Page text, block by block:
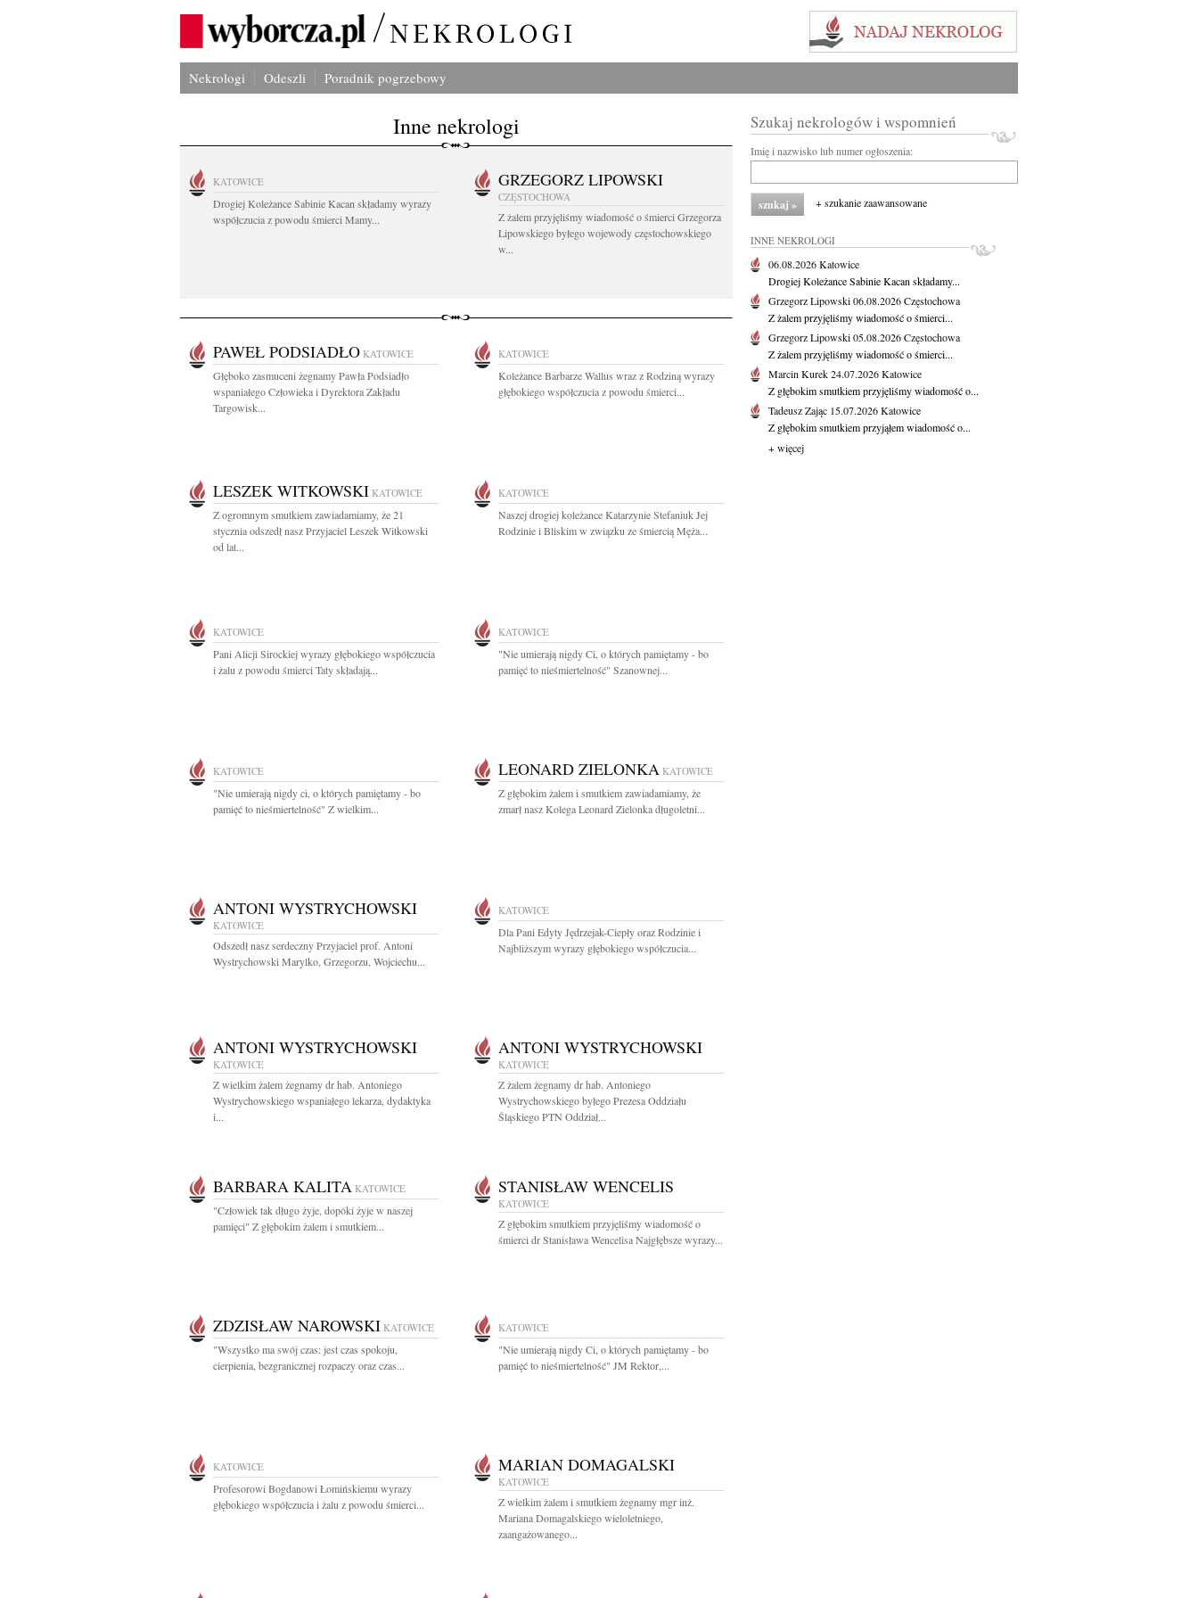
Nekrologi Odeszli Poradnik pogrzebowy
Inne nekrologi
KATOWICE
Drogiej Koleżance Sabinie Kacan składamy wyrazy
współczucia z powodu śmierci Mamy...
GRZEGORZ LIPOWSKI
CZĘSTOCHOWA
Z żalem przyjęliśmy wiadomość o śmierci Grzegorza
Lipowskiego byłego wojewody częstochowskiego
w...
PAWEŁ PODSIADŁO KATOWICE
Głęboko zasmuceni żegnamy Pawła Podsiadło
wspaniałego Człowieka i Dyrektora Zakładu
Targowisk...
KATOWICE
Koleżance Barbarze Wallus wraz z Rodziną wyrazy
głębokiego współczucia z powodu śmierci...
LESZEK WITKOWSKI KATOWICE
Z ogromnym smutkiem zawiadamiamy, że 21
stycznia odszedł nasz Przyjaciel Leszek Witkowski
od lat...
KATOWICE
Naszej drogiej koleżance Katarzynie Stefaniuk Jej
Rodzinie i Bliskim w związku ze śmiercią Męża...
KATOWICE
Pani Alicji Sirockiej wyrazy głębokiego współczucia
i żalu z powodu śmierci Taty składają...
KATOWICE
"Nie umierają nigdy Ci, o których pamiętamy - bo
pamięć to nieśmiertelność" Szanownej...
KATOWICE
"Nie umierają nigdy ci, o których pamiętamy - bo
pamięć to nieśmiertelność" Z wielkim...
LEONARD ZIELONKA KATOWICE
Z głębokim żalem i smutkiem zawiadamiamy, że
zmarł nasz Kolega Leonard Zielonka długoletni...
ANTONI WYSTRYCHOWSKI
KATOWICE
Odszedł nasz serdeczny Przyjaciel prof. Antoni
Wystrychowski Marylko, Grzegorzu, Wojciechu...
KATOWICE
Dla Pani Edyty Jędrzejak-Ciepły oraz Rodzinie i
Najbliższym wyrazy głębokiego współczucia...
ANTONI WYSTRYCHOWSKI
KATOWICE
Z wielkim żalem żegnamy dr hab. Antoniego
Wystrychowskiego wspaniałego lekarza, dydaktyka
i...
ANTONI WYSTRYCHOWSKI
KATOWICE
Z żalem żegnamy dr hab. Antoniego
Wystrychowskiego byłego Prezesa Oddziału
Śląskiego PTN Oddział...
BARBARA KALITA KATOWICE
"Człowiek tak długo żyje, dopóki żyje w naszej
pamięci" Z głębokim żalem i smutkiem...
STANISŁAW WENCELIS
KATOWICE
Z głębokim smutkiem przyjęliśmy wiadomość o
śmierci dr Stanisława Wencelisa Najgłębsze wyrazy...
ZDZISŁAW NAROWSKI KATOWICE
"Wszystko ma swój czas: jest czas spokoju,
cierpienia, bezgranicznej rozpaczy oraz czas...
KATOWICE
"Nie umierają nigdy Ci, o których pamiętamy - bo
pamięć to nieśmiertelność" JM Rektor,...
KATOWICE
Profesorowi Bogdanowi Łomińskiemu wyrazy
głębokiego współczucia i żalu z powodu śmierci...
MARIAN DOMAGALSKI
KATOWICE
Z wielkim żalem i smutkiem żegnamy mgr inż.
Mariana Domagalskiego wieloletniego,
zaangażowanego...
Szukaj nekrologów i wspomnień
Imię i nazwisko lub numer ogłoszenia:
+ szukanie zaawansowane
INNE NEKROLOGI
06.08.2026Katowice
Drogiej Koleżance Sabinie Kacan składamy...
Grzegorz Lipowski06.08.2026Częstochowa
Z żalem przyjęliśmy wiadomość o śmierci...
Grzegorz Lipowski05.08.2026Częstochowa
Z żalem przyjęliśmy wiadomość o śmierci...
Marcin Kurek24.07.2026Katowice
Z głębokim smutkiem przyjęliśmy wiadomość o...
Tadeusz Zając 15.07.2026Katowice
Z głębokim smutkiem przyjąłem wiadomość o...
+ więcej